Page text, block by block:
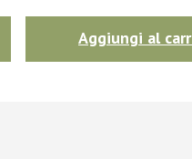
Aggiungi al